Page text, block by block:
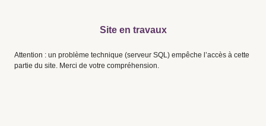
Site en travaux
Attention : un problème technique (serveur SQL) empêche l’accès à cette
partie du site. Merci de votre compréhension.